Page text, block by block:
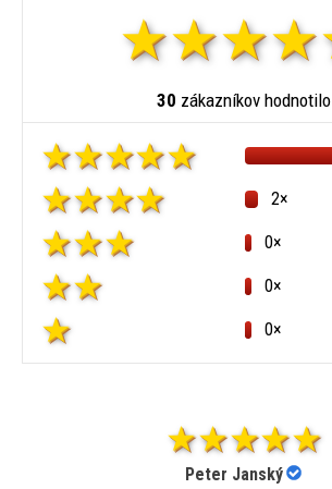
30 zákazníkov hodnotilo
2×
0×
0×
0×
Peter Janský